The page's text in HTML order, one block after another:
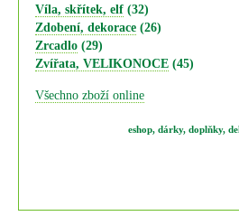
Víla, skřítek, elf (32)
Zdobení, dekorace (26)
Zrcadlo (29)
Zvířata, VELIKONOCE (45)
Všechno zboží online
eshop, dárky, doplňky,